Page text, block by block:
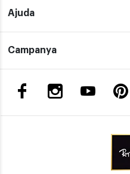
Ajuda
Campanya